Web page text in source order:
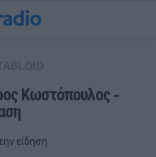
Κωστόπουλος ‑
είδηση